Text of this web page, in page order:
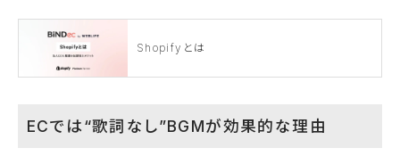
Shopifyとは
ECでは“歌詞なし”BGMが効果的な理由